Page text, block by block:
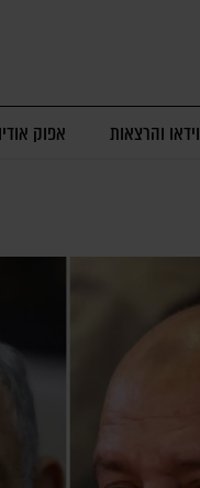
וידאו והרצאות אפוק אודיו